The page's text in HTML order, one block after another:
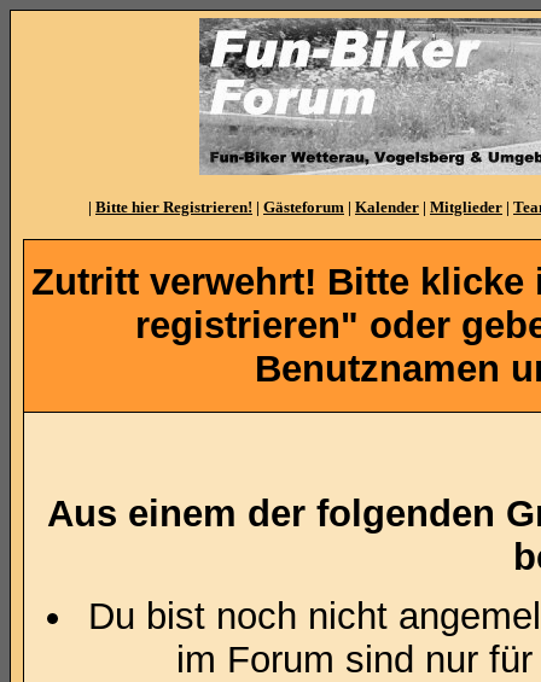
| Bitte hier Registrieren! | Gästeforum | Kalender | Mitglieder |
Zutritt verwehrt! Bitte
registrieren" oder
Benutznamen
Aus einem der folgenden
Du bist noch nicht
im Forum sind nur